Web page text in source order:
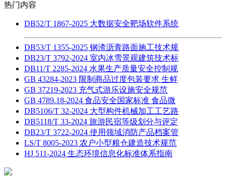
热门内容
DB52/T 1867-2025 大数据安全靶场软件系统
DB53/T 1355-2025 钢渣沥青路面施工技术规
DB23/T 3792-2024 室内冰雪景观建筑技术标
DB11/T 2285-2024 水果生产质量安全控制规
GB 43284-2023 限制商品过度包装要求 生鲜
GB 37219-2023 充气式游乐设施安全规范
GB 4789.18-2024 食品安全国家标准 食品微
DB5106/T 32-2024 大型构件机械加工工艺路
DB5118/T 33-2024 旅游民宿等级划分与评定
DB23/T 3722-2024 使用领域消防产品档案管
LS/T 8005-2023 农户小型粮仓建造技术规范
HJ 511-2024 生态环境信息化标准体系指南